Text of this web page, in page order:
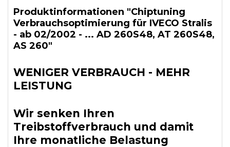
Produktinformationen "Chiptuning
Verbrauchsoptimierung für IVECO Stralis
- ab 02/2002 - ... AD 260S48, AT 260S48,
AS 260"
WENIGER VERBRAUCH - MEHR
LEISTUNG
Wir senken Ihren
Treibstoffverbrauch und damit
Ihre monatliche Belastung